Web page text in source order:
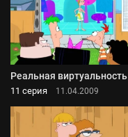
Реальная виртуальность
11 серия 11.04.2009